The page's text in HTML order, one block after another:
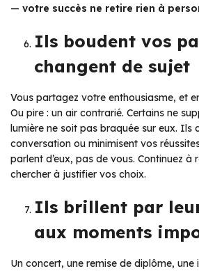
— votre succès ne retire rien à
Ils boudent vos
changent de sujet
Vous partagez votre enthousiasme, et
Ou pire : un air contrarié. Certains ne
lumière ne soit pas braquée sur eux. Ils
conversation ou minimisent vos
parlent d’eux, pas de vous. Continuez à
chercher à justifier vos choix.
Ils brillent par
aux moments
Un concert, une remise de diplôme,